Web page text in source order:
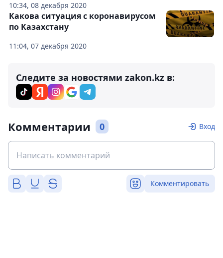
10:34, 08 декабря 2020
11:04, 07 декабря 2020
Какова ситуация с коронавирусом
по Казахстану
Следите за новостями zakon.kz в:
Комментарии 0 Вход
Комментировать